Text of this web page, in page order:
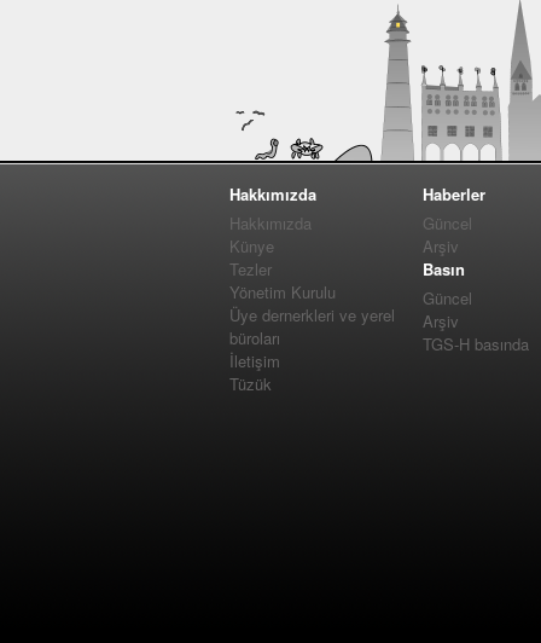
Hakkımızda
Hakkımızda
Künye
Tezler
Yönetim Kurulu
Üye dernerkleri ve yerel
büroları
İletişim
Tüzük
Haberler
Güncel
Arşiv
Basın
Güncel
Arşiv
TGS-H basında